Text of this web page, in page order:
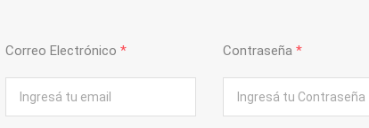
Correo Electrónico * Contraseña *